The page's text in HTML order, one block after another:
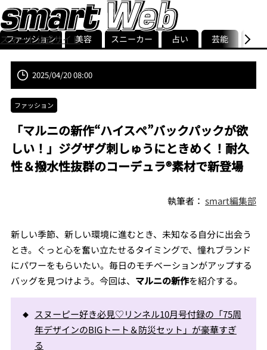
スマート公式サイト
smart最新号
記事一覧ランキング
ストリ
ファッション 美容 スニーカー 占い 芸能 グル
2025/04/20 08:00
ファッション
「マルニの新作“ハイスぺ”バックパックが欲
しい！」ジグザグ刺しゅうにときめく！耐久
性＆撥水性抜群のコーデュラ®素材で新登場
執筆者：smart編集部
新しい季節、新しい環境に進むとき、未知なる自分に出会う
とき。ぐっと心を奮い立たせるタイミングで、憧れブランド
にパワーをもらいたい。毎日のモチベーションがアップする
バッグを見つけよう。今回は、 マルニの新作を紹介する。
スヌーピー好き必見♡リンネル10月号付録の「75周
年デザインのBIGトート＆防災セット」が豪華すぎ
る